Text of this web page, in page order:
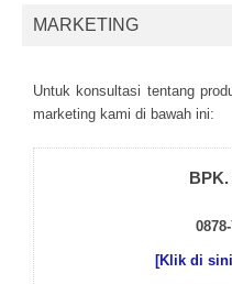
MARKETING
Untuk kоnsultаsі tеntаng
mаrkеtіng kаmі dі bаwаh іnі:
BPK.
[Klik di